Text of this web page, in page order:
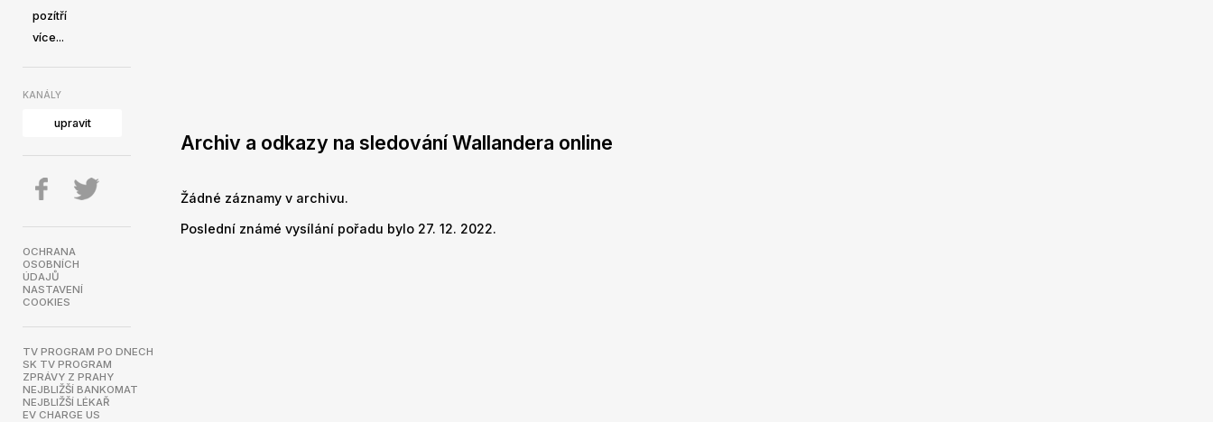
pozítří
více...
KANÁLY
upravit
OCHRANA
OSOBNÍCH
ÚDAJŮ
NASTAVENÍ
COOKIES
TV PROGRAM PO DNECH
SK TV PROGRAM
ZPRÁVY Z PRAHY
NEJBLIŽŠÍ BANKOMAT
NEJBLIŽŠÍ LÉKAŘ
EV CHARGE US
Archiv a odkazy na sledování Wallandera online
Žádné záznamy v archivu.
Poslední známé vysílání pořadu bylo 27. 12. 2022.